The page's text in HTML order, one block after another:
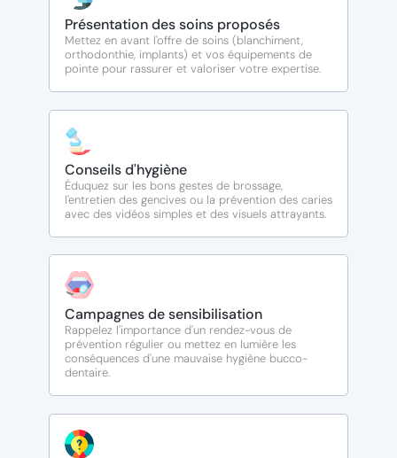
Présentation des soins proposés
Mettez en avant l'offre de soins (blanchiment,
orthodonthie, implants) et vos équipements de
pointe pour rassurer et valoriser votre expertise.
Conseils d'hygiène
Éduquez sur les bons gestes de brossage,
l'entretien des gencives ou la prévention des caries
avec des vidéos simples et des visuels attrayants.
Campagnes de sensibilisation
Rappelez l'importance d'un rendez-vous de
prévention régulier ou mettez en lumière les
conséquences d'une mauvaise hygiène bucco-
dentaire.